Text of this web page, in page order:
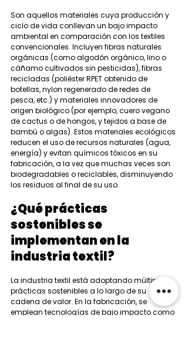
Son aquellos materiales cuya producción y
ciclo de vida conllevan un bajo impacto
ambiental en comparación con los textiles
convencionales. Incluyen fibras naturales
orgánicas (como algodón orgánico, lino o
cáñamo cultivados sin pesticidas), fibras
recicladas (poliéster RPET obtenido de
botellas, nylon regenerado de redes de
pesca, etc.) y materiales innovadores de
origen biológico (por ejemplo, cuero vegano
de cactus o de hongos, y tejidos a base de
bambú o algas). Estos materiales ecológicos
reducen el uso de recursos naturales (agua,
energía) y evitan químicos tóxicos en su
fabricación, a la vez que muchas veces son
biodegradables o reciclables, disminuyendo
los residuos al final de su uso.
¿Qué prácticas
sostenibles se
implementan en la
industria textil?
La industria textil está adoptando múltiples
prácticas sostenibles a lo largo de su
cadena de valor. En la fabricación, se
emplean tecnologías de bajo impacto como